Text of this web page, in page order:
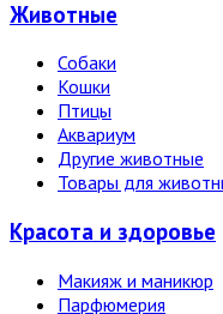
Животные
Собаки
Кошки
Птицы
Аквариум
Другие животные
Товары для
Красота и здоровье
Макияж и маникюр
Парфюмерия